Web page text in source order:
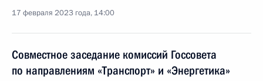
17 февраля 2023 года, 14:00
Совместное заседание комиссий Госсовета
по направлениям «Транспорт» и «Энергетика»